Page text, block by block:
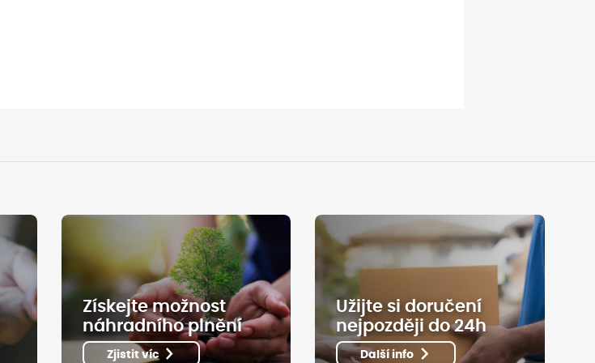
Získejte možnost
náhradního plnění
Zjistit víc
Užijte si doručení
nejpozději do 24h
Další info